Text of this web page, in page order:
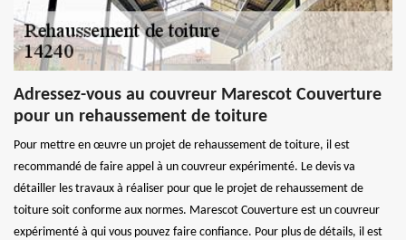
Adressez-vous au couvreur Marescot Couverture
pour un rehaussement de toiture
Pour mettre en œuvre un projet de rehaussement de toiture, il est
recommandé de faire appel à un couvreur expérimenté. Le devis va
détailler les travaux à réaliser pour que le projet de rehaussement de
toiture soit conforme aux normes. Marescot Couverture est un couvreur
expérimenté à qui vous pouvez faire confiance. Pour plus de détails, il est